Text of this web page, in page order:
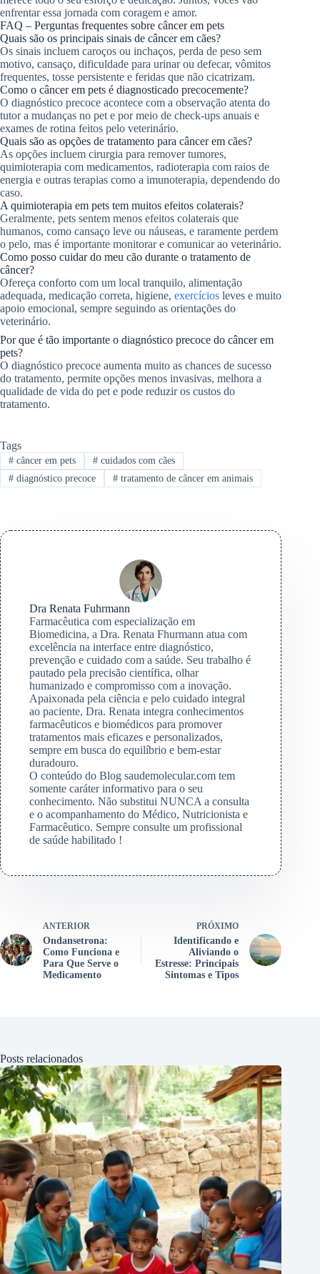
enfrentar essa jornada com coragem e amor.
FAQ – Perguntas frequentes sobre câncer em pets
Quais são os principais sinais de câncer em cães?
Os sinais incluem caroços ou inchaços, perda de peso sem
motivo, cansaço, dificuldade para urinar ou defecar, vômitos
frequentes, tosse persistente e feridas que não cicatrizam.
Como o câncer em pets é diagnosticado precocemente?
O diagnóstico precoce acontece com a observação atenta do
tutor a mudanças no pet e por meio de check-ups anuais e
exames de rotina feitos pelo veterinário.
Quais são as opções de tratamento para câncer em cães?
As opções incluem cirurgia para remover tumores,
quimioterapia com medicamentos, radioterapia com raios de
energia e outras terapias como a imunoterapia, dependendo do
caso.
A quimioterapia em pets tem muitos efeitos colaterais?
Geralmente, pets sentem menos efeitos colaterais que
humanos, como cansaço leve ou náuseas, e raramente perdem
o pelo, mas é importante monitorar e comunicar ao veterinário.
Como posso cuidar do meu cão durante o tratamento de
câncer?
Ofereça conforto com um local tranquilo, alimentação
adequada, medicação correta, higiene, exercícios leves e muito
apoio emocional, sempre seguindo as orientações do
veterinário.
Por que é tão importante o diagnóstico precoce do câncer em
pets?
O diagnóstico precoce aumenta muito as chances de sucesso
do tratamento, permite opções menos invasivas, melhora a
qualidade de vida do pet e pode reduzir os custos do
tratamento.
Tags
#câncer em pets #cuidados com cães
#diagnóstico precoce #tratamento de câncer em animais
Dra Renata Fuhrmann
Farmacêutica com especialização em
Biomedicina, a Dra. Renata Fhurmann atua com
excelência na interface entre diagnóstico,
prevenção e cuidado com a saúde. Seu trabalho é
pautado pela precisão científica, olhar
humanizado e compromisso com a inovação.
Apaixonada pela ciência e pelo cuidado integral
ao paciente, Dra. Renata integra conhecimentos
farmacêuticos e biomédicos para promover
tratamentos mais eficazes e personalizados,
sempre em busca do equilíbrio e bem-estar
duradouro.
O conteúdo do Blog saudemolecular.com tem
somente caráter informativo para o seu
conhecimento. Não substitui NUNCA a consulta
e o acompanhamento do Médico, Nutricionista e
Farmacêutico. Sempre consulte um profissional
de saúde habilitado !
ANTERIOR
Ondansetrona:
Como Funciona e
Para Que Serve o
Medicamento
PRÓXIMO
Identificando e
Aliviando o
Estresse: Principais
Sintomas e Tipos
Posts relacionados